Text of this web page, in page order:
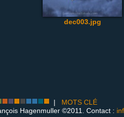
dec003.jpg
| MOTS CLÉ
Hagenmuller ©2011. Contact :